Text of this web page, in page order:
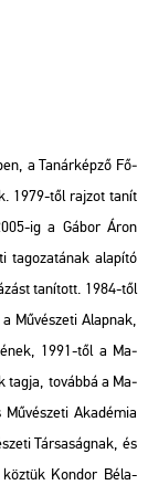
a Ta­nár­kép­ző Fő­
1979-től raj­zot tanít
ig a Gábor Áron
ta­go­za­tá­nak ala­pí­tó
ta­ní­tott. 1984-től
Mű­vé­sze­ti Alap­nak,
1991-től a Ma­
tagja, to­váb­bá a Ma­
Aka­dé­mia
Tár­sa­ság­nak, és
Kon­dor Béla-